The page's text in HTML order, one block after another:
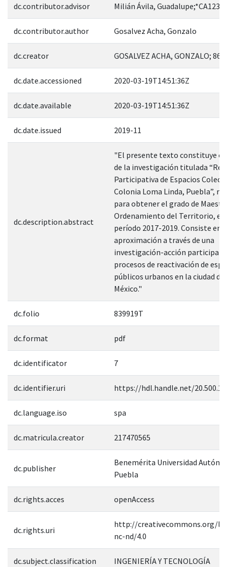
dc.contributor.advisor Milián Ávila,
dc.contributor.author Gosalvez Acha, Gonzalo
dc.creator GOSALVEZ ACHA, GONZALO;
dc.date.accessioned 2020-03-19T14:51:36Z
dc.date.available 2020-03-19T14:51:36Z
dc.date.issued 2019-11
dc.description.abstract
"El presente texto constituye
de la investigación titulada
Participativa de Espacios
Colonia Loma Linda, Puebla”,
para obtener el grado de
Ordenamiento del Territorio, en
período 2017-2019. Consiste en
aproximación a través de una
investigación-acción
procesos de reactivación de
públicos urbanos en la ciudad de
México."
dc.folio 839919T
dc.format pdf
dc.identificator 7
dc.identifier.uri https://hdl.handle.net/
dc.language.iso spa
dc.matricula.creator 217470565
dc.publisher
Benemérita Universidad
Puebla
dc.rights.acces openAccess
dc.rights.uri
http://creativecommons.org/
nc-nd/4.0
dc.subject.classification INGENIERÍA Y TECNOLOGÍA